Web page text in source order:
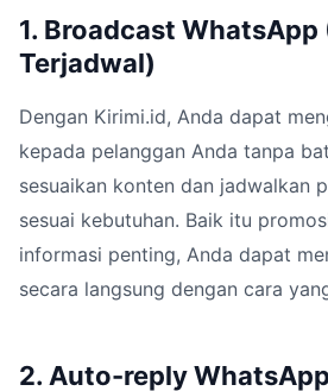
1. Broadcast WhatsApp
Terjadwal)
Dengan Kirimi.id, Anda dapat
kepada pelanggan Anda tanpa
sesuaikan konten dan jadwalkan
sesuai kebutuhan. Baik itu
informasi penting, Anda dapat
secara langsung dengan cara
2. Auto-reply WhatsApp